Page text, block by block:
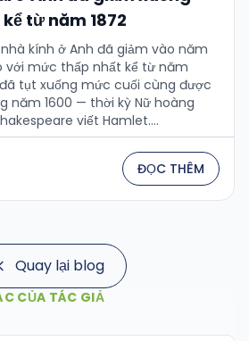
từ năm 1872
kính ở Anh đã giảm vào năm
với mức thấp nhất kể từ năm
tụt xuống mức cuối cùng được
năm 1600 — thời kỳ Nữ hoàng
viết Hamlet....
ĐỌC THÊM
Quay lại blog
CỦA TÁC GIẢ